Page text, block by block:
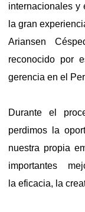
internacionales y
la gran
Ariansen
reconocido por
gerencia en el
Durante el
perdimos la
nuestra propia
importantes
la eficacia, la